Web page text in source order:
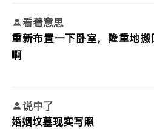
看着意思
重新布置一下卧室，隆重地
啊
说中了
婚姻坟墓现实写照